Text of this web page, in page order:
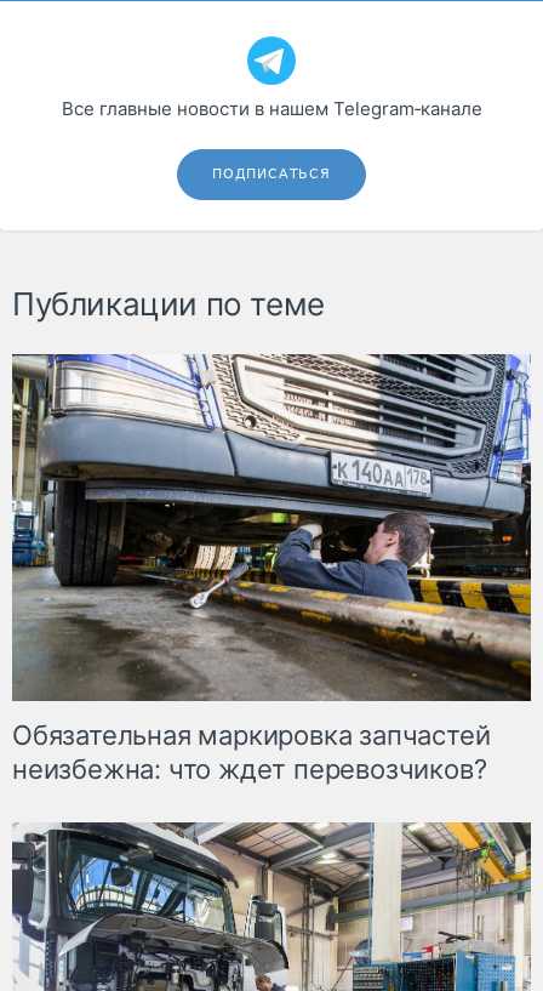
Все главные новости в нашем Telegram‑канале
ПОДПИСАТЬСЯ
Публикации по теме
Обязательная маркировка запчастей
неизбежна: что ждет перевозчиков?